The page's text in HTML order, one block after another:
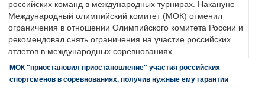
российских команд в международных турнирах. Накануне
Международный олимпийский комитет (МОК) отменил
ограничения в отношении Олимпийского комитета России и
рекомендовал снять ограничения на участие российских
атлетов в международных соревнованиях.
МОК "приостановил приостановление" участия российских
спортсменов в соревнованиях, получив нужные ему гарантии